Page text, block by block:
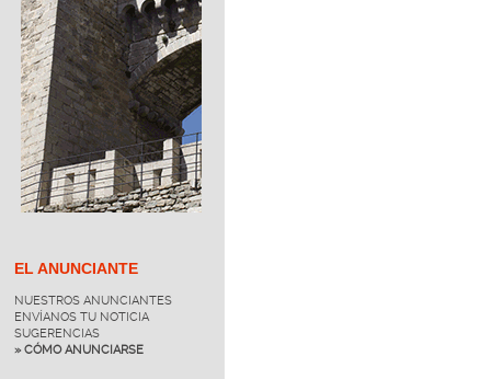
EL ANUNCIANTE
NUESTROS ANUNCIANTES
ENVÍANOS TU NOTICIA
SUGERENCIAS
» CÓMO ANUNCIARSE